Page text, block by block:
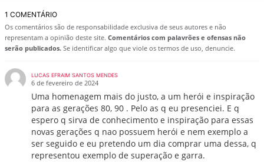
1 COMENTÁRIO
Os comentários são de responsabilidade exclusiva de seus autores e não
representam a opinião deste site. Comentários com palavrões e ofensas não
serão publicados. Se identificar algo que viole os termos de uso, denuncie.
LUCAS EFRAIM SANTOS MENDES
6 de fevereiro de 2024
Uma homenagem mais do justo, a um herói e inspiração
para as gerações 80, 90 . Pelo as q eu presenciei. E q
espero q sirva de conhecimento e inspiração para essas
novas gerações q nao possuem herói e nem exemplo a
ser seguido e eu pretendo um dia comprar uma dessa, q
representou exemplo de superação e garra.